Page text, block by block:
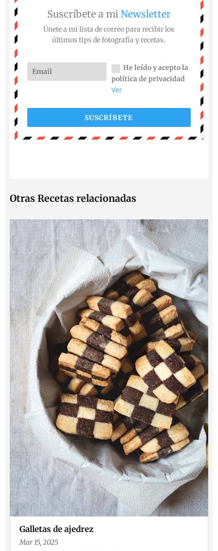
Suscríbete a mi Newsletter
Únete a mi lista de correo para recibir los
últimos tips de fotografía y recetas.
He leído y acepto la
política de privacidad
Ver
SUSCRÍBETE
Otras Recetas relacionadas
Galletas de ajedrez
Mar 15, 2025